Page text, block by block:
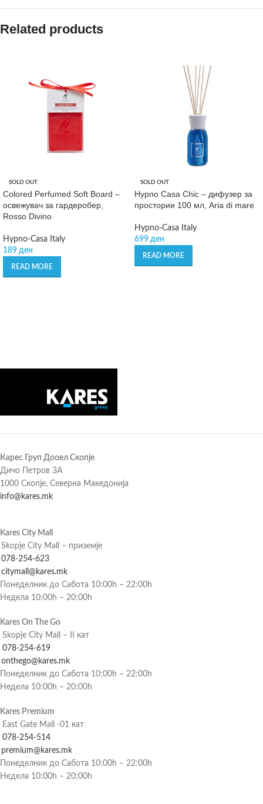
Related products
SOLD OUT
Colored Perfumed Soft Board –
освежувач за гардеробер,
Rosso Divino
Hypno-Casa Italy
189 ден
READ MORE
SOLD OUT
Hypno Casa Chic – дифузер за
простории 100 мл, Aria di mare
Hypno-Casa Italy
699 ден
READ MORE
Карес Груп Дооел Скопје
Дичо Петров 3А
1000 Скопје, Северна Македонија
info@kares.mk
Kares City Mall
Skopje City Mall – приземје
078-254-623
citymall@kares.mk
Понеделник до Сабота 10:00h – 22:00h
Недела 10:00h – 20:00h
Kares On The Go
Skopje City Mall – II кат
078-254-619
onthego@kares.mk
Понеделник до Сабота 10:00h – 22:00h
Недела 10:00h – 20:00h
Kares Premium
East Gate Mall -01 кат
078-254-514
premium@kares.mk
Понеделник до Сабота 10:00h – 22:00h
Недела 10:00h – 20:00h